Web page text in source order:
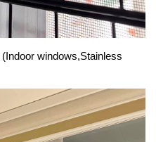
( Indoor windows,Stainless